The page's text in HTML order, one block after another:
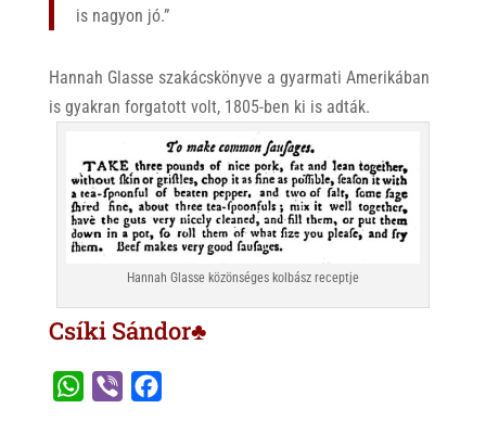
is nagyon jó.”
Hannah Glasse szakácskönyve a gyarmati Amerikában
is gyakran forgatott volt, 1805-ben ki is adták.
Hannah Glasse közönséges kolbász receptje
Csíki Sándor♣